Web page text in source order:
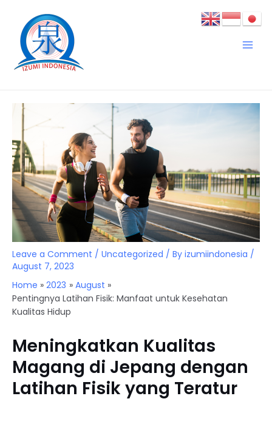
content
Main
Leave a Comment / Uncategorized / By izumiindonesia /
August 7, 2023
Home
2023
August
Pentingnya Latihan Fisik: Manfaat untuk Kesehatan
Kualitas Hidup
Meningkatkan Kualitas
Magang di Jepang dengan
Latihan Fisik yang Teratur
navigation